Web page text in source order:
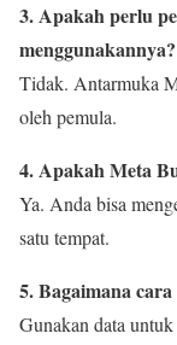
3. Apakah perlu
menggunakannya?
Tidak. Antarmuka
oleh pemula.
4. Apakah Meta
Ya. Anda bisa
satu tempat.
5. Bagaimana
Gunakan data